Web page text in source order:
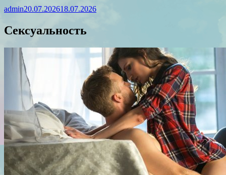
admin20.07.202618.07.2026
Сексуальность